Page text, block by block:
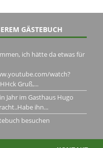
GÄSTEBUCH
ich hätte da etwas für
watch?
Gruß,...
Jahr im Gasthaus Hugo
ihn...
besuchen